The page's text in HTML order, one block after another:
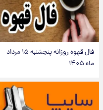
فال قهوه روزانه پنجشنبه ۱۵ مرداد
ماه ۱۴۰۵